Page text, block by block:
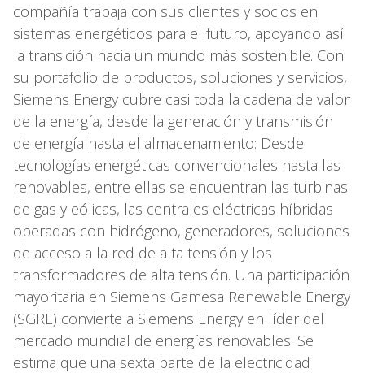
compañía trabaja con sus clientes y socios en
sistemas energéticos para el futuro, apoyando así
la transición hacia un mundo más sostenible. Con
su portafolio de productos, soluciones y servicios,
Siemens Energy cubre casi toda la cadena de valor
de la energía, desde la generación y transmisión
de energía hasta el almacenamiento: Desde
tecnologías energéticas convencionales hasta las
renovables, entre ellas se encuentran las turbinas
de gas y eólicas, las centrales eléctricas híbridas
operadas con hidrógeno, generadores, soluciones
de acceso a la red de alta tensión y los
transformadores de alta tensión. Una participación
mayoritaria en Siemens Gamesa Renewable Energy
(SGRE) convierte a Siemens Energy en líder del
mercado mundial de energías renovables. Se
estima que una sexta parte de la electricidad